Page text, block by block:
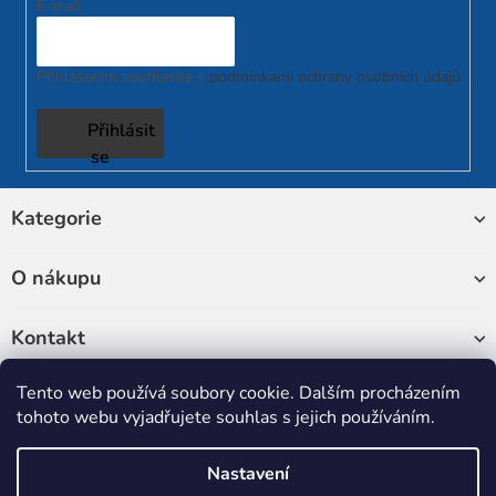
Tento web používá soubory cookie. Dalším procházením
tohoto webu vyjadřujete souhlas s jejich používáním.
Nastavení
s
E-mail
Přihlášením souhlasíte s podmínkami ochrany osobních údajů
Přihlásit
se
Z
Kategorie
O nákupu
Kontakt
Sledujte nás